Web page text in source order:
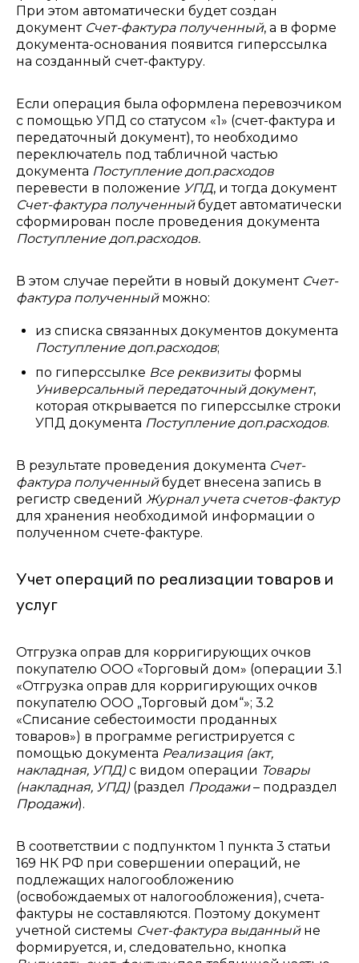
При этом автоматически будет создан
документ Счет-фактура полученный, а в форме
документа-основания появится гиперссылка
на созданный счет-фактуру.
Если операция была оформлена перевозчиком
с помощью УПД со статусом «1» (счет-фактура и
передаточный документ), то необходимо
переключатель под табличной частью
документа Поступление доп.расходов
перевести в положение УПД, и тогда документ
Счет-фактура полученныйбудет автоматически
сформирован после проведения документа
Поступление доп.расходов.
В этом случае перейти в новый документ Счет-
фактура полученныйможно:
из списка связанных документов документа
Поступление доп.расходов;
по гиперссылке Все реквизиты формы
Универсальный передаточный документ,
которая открывается по гиперссылке строки
УПД документа Поступление доп.расходов.
В результате проведения документа Счет-
фактура полученныйбудет внесена запись в
регистр сведений Журнал учета счетов-фактур
для хранения необходимой информации о
полученном счете-фактуре.
Учет операций по реализации товаров и
услуг
Отгрузка оправ для корригирующих очков
покупателю ООО «Торговый дом» (операции 3.1
«Отгрузка оправ для корригирующих очков
покупателю ООО „Торговый дом“»; 3.2
«Списание себестоимости проданных
товаров») в программе регистрируется с
помощью документа Реализация (акт,
накладная, УПД)с видом операции Товары
(накладная, УПД)(раздел Продажи– подраздел
Продажи).
В соответствии с подпунктом 1 пункта 3 статьи
169 НК РФ при совершении операций, не
подлежащих налогообложению
(освобождаемых от налогообложения), счета-
фактуры не составляются. Поэтому документ
учетной системы Счет-фактура выданный не
формируется, и, следовательно, кнопка